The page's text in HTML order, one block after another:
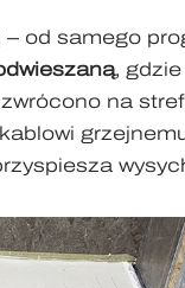
– od samego
,
na